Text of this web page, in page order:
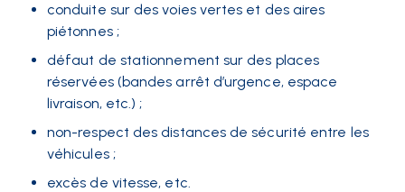
conduite sur des voies vertes et des aires
piétonnes ;
défaut de stationnement sur des places
réservées (bandes arrêt d’urgence, espace
livraison, etc.) ;
non-respect des distances de sécurité entre les
véhicules ;
excès de vitesse, etc.